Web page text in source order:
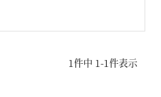
1件中 1-1件表示